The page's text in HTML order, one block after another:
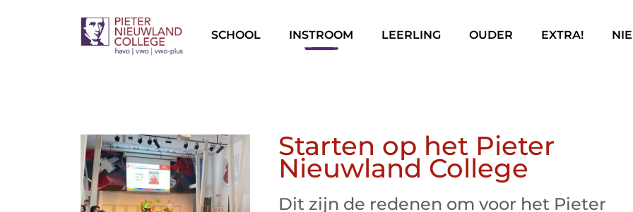
SCHOOL
INSTROOM LEERLING OUDER EXTRA!
Starten op het Pieter
Nieuwland College
Dit zijn de redenen om voor het Pieter